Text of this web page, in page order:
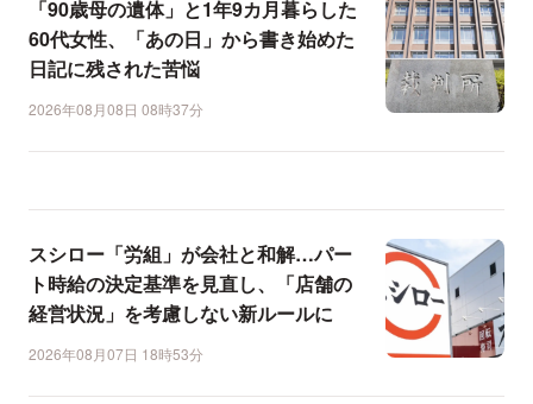
「90歳母の遺体」と1年9カ月暮らした
60代女性、「あの日」から書き始めた
日記に残された苦悩
2026年08月08日 08時37分
スシロー「労組」が会社と和解…パー
ト時給の決定基準を見直し、「店舗の
経営状況」を考慮しない新ルールに
2026年08月07日 18時53分